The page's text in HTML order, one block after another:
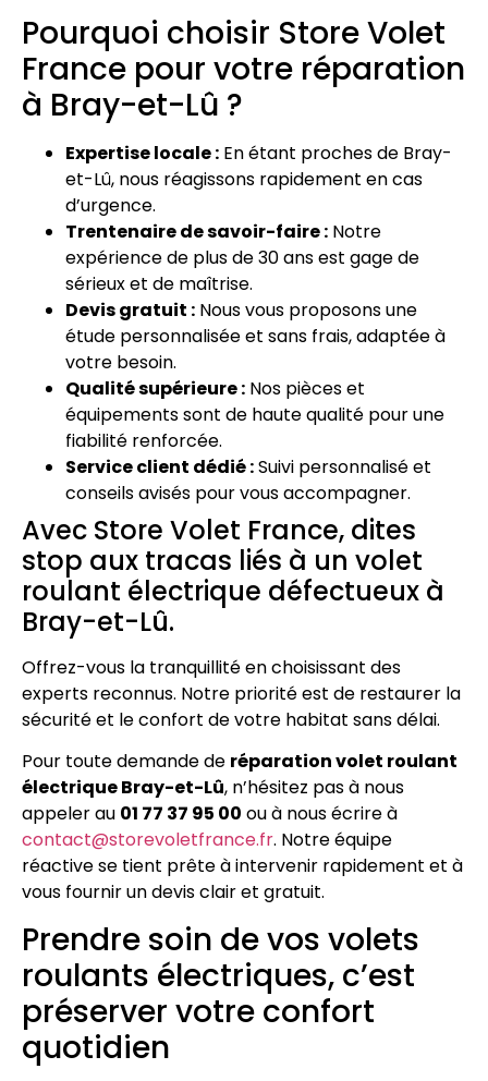
Pourquoi choisir Store Volet
France pour votre réparation
à Bray-et-Lû ?
Expertise locale : En étant proches de Bray-
et-Lû, nous réagissons rapidement en cas
d’urgence.
Trentenaire de savoir-faire : Notre
expérience de plus de 30 ans est gage de
sérieux et de maîtrise.
Devis gratuit : Nous vous proposons une
étude personnalisée et sans frais, adaptée à
votre besoin.
Qualité supérieure : Nos pièces et
équipements sont de haute qualité pour une
fiabilité renforcée.
Service client dédié :Suivi personnalisé et
conseils avisés pour vous accompagner.
Avec Store Volet France, dites
stop aux tracas liés à un volet
roulant électrique défectueux à
Bray-et-Lû.
Offrez-vous la tranquillité en choisissant des
experts reconnus. Notre priorité est de restaurer la
sécurité et le confort de votre habitat sans délai.
Pour toute demande de réparation volet roulant
électrique Bray-et-Lû, n’hésitez pas à nous
appeler au 01 77 37 95 00 ou à nous écrire à
contact@storevoletfrance.fr. Notre équipe
réactive se tient prête à intervenir rapidement et à
vous fournir un devis clair et gratuit.
Prendre soin de vos volets
roulants électriques, c’est
préserver votre confort
quotidien